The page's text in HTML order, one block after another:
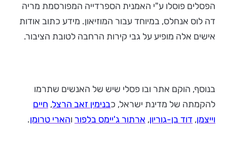
הפסלים פוסלו ע"י האמנית הספרדייה המפורסמת מריה
דה לוס אנחלס, במיוחד עבור המוזיאון. מידע כתוב אודות
אישים אלה מופיע על גבי קירות הרחבה לטובת הציבור.
בנוסף, הוקם אתר ובו פסלי שיש של האנשים שתרמו
להקמתה של מדינת ישראל, כבנימין זאב הרצל, חיים
וייצמן, דוד בן-גוריון, ארתור ג'יימס בלפור והארי טרומן.